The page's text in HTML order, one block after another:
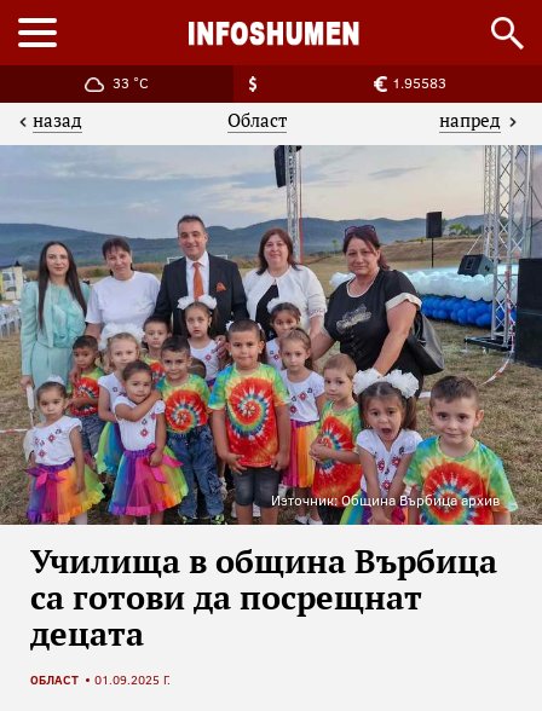
33 °C 1.95583
назад Област напред
Източник: Община Върбица архив
Училища в община Върбица
са готови да посрещнат
децата
ОБЛАСТ 01.09.2025 Г.